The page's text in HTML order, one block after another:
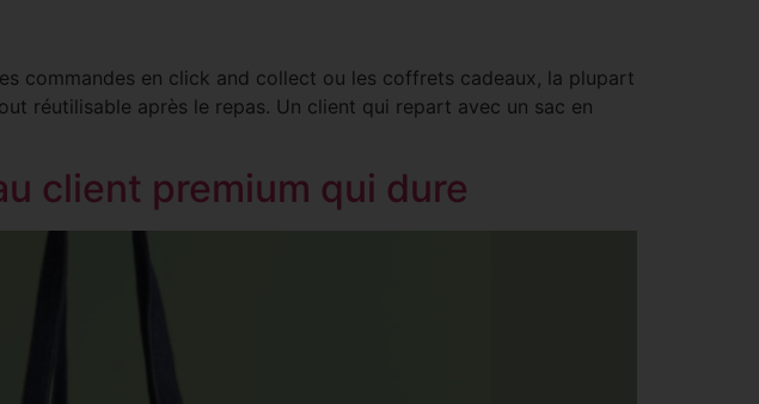
commandes en click and collect ou les coffrets cadeaux, la plupart
réutilisable après le repas. Un client qui repart avec un sac en
client premium qui dure